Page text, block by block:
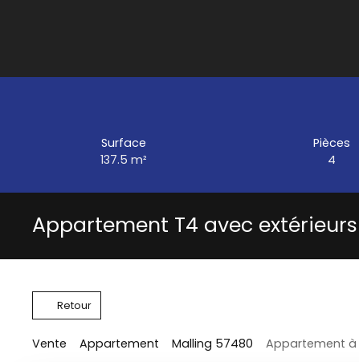
Surface
137.5 m²
Pièces
4
Appartement T4 avec extérieurs
Retour
Vente Appartement Malling 57480 Appartement à